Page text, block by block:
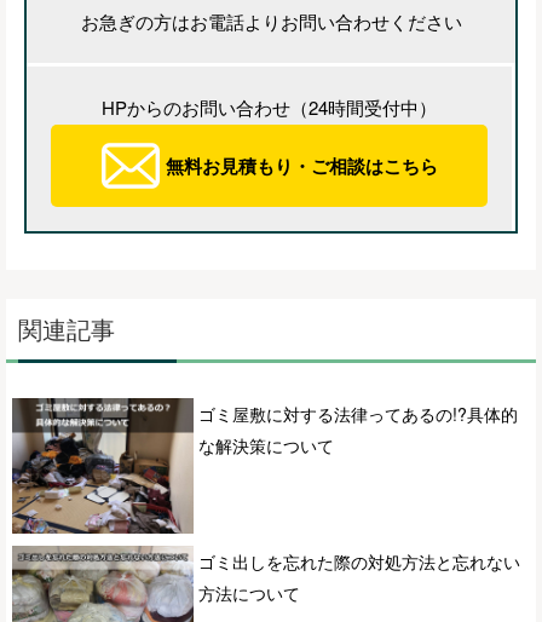
お急ぎの方はお電話よりお問い合わせください
HPからのお問い合わせ（24時間受付中）
無料お見積もり・ご相談はこちら
関連記事
ゴミ屋敷に対する法律ってあるの!?具体的
な解決策について
ゴミ出しを忘れた際の対処方法と忘れない
方法について